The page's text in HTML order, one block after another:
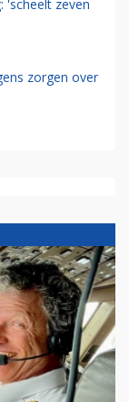
'scheelt zeven
zorgen over